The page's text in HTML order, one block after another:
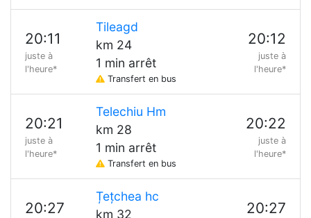
20:11
juste à
l'heure*
Tileagd
km 24
1 min arrêt
Transfert en bus
20:12
juste à
l'heure*
20:21
juste à
l'heure*
Telechiu Hm
km 28
1 min arrêt
Transfert en bus
20:22
juste à
l'heure*
20:27
Țețchea hc
km 32
20:27